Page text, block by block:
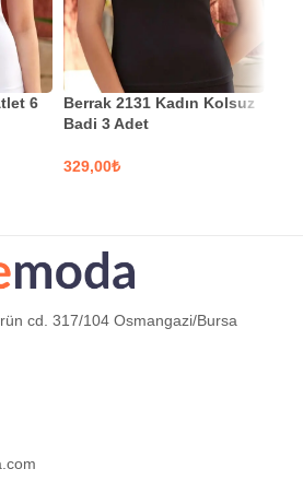
6
Berrak 2131 Kadın Kolsuz
Badi 3 Adet
₺
cd. 317/104 Osmangazi/Bursa